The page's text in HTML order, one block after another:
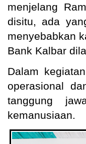
menjelang
disitu, ada
menyebabkan
Bank Kalbar
Dalam
operasional
tanggung
kemanusiaan.